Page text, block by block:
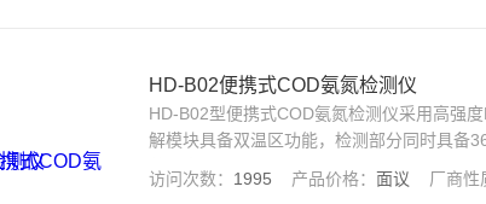
HD-B02便携式COD氨氮检测仪
HD-B02型便携式COD氨氮检测仪采用高强
解模块具备双温区功能，检测部分同时具备
英寸高清液晶触摸屏，光纤检测技术，进口
稳定、测量准确、测定范围广、功能*、操作
访问次数： 1995 产品价格：面议 厂商性